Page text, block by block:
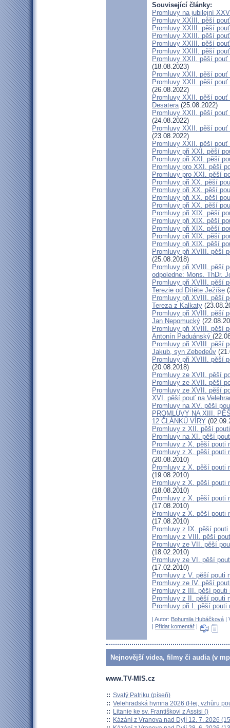
Související články:
Promluvy na jubilejní
Promluvy XXIII. pěší
Promluvy XXIII. pěší
Promluvy XXIII. pěší
Promluvy XXIII. pěší
Promluvy XXIII. pěší
Promluvy XXII. pěší pouť
(18.08.2023)
Promluvy XXII. pěší pouť
Promluvy XXII. pěší pouť
(26.08.2022)
Promluvy XXII. pěší
Desatera (25.08.2022)
Promluvy XXII. pěší pouť
(24.08.2022)
Promluvy XXII. pěší pouť
(23.08.2022)
Promluvy XXII. pěší pouť
Promluvy při XXI. pěší
Promluvy při XXI. pěší
Promluvy pro XXI. pěší
Promluvy pro XXI. pěší
Promluvy při XX. pěší
Promluvy při XX. pěší
Promluvy při XX. pěší
Promluvy při XX. pěší
Promluvy při XIX. pěší
Promluvy při XIX. pěší
Promluvy při XIX. pěší
Promluvy při XIX. pěší
Promluvy při XIX. pěší
Promluvy při XVIII. pěší
(25.08.2018)
Promluvy při XVIII. pěší
odpoledne: Mons. ThDr.
Promluvy při XVIII. pěší
Terezie od Dítěte Ježíše
Promluvy při XVIII. pěší
Tereza z Kalkaty
Promluvy při XVIII. pěší
Jan Nepomucký
Promluvy při XVIII. pěší
Antonín Paduánský
Promluvy při XVIII. pěší
Jakub, syn Zebedeův
Promluvy při XVIII. pěší
(20.08.2018)
Promluvy ze XVII. pěší
Promluvy ze XVII. pěší
Promluvy ze XVII. pěší
XVI. pěší pouť na
Promluvy na XV. pěší
PROMLUVY NA XIII.
12 ČLÁNKŮ VÍRY
Promluvy z XII. pěší
Promluvy na XI. pěší
Promluvy z X. pěší pouti
Promluvy z X. pěší pouti
(20.08.2010)
Promluvy z X. pěší pouti
(19.08.2010)
Promluvy z X. pěší pouti
(18.08.2010)
Promluvy z X. pěší pouti
(17.08.2010)
Promluvy z X. pěší pouti
(17.08.2010)
Promluvy z IX. pěší
Promluvy z VIII. pěší
Promluvy ze VII. pěší
(18.02.2010)
Promluvy ze VI. pěší
(17.02.2010)
Promluvy z V. pěší pouti
Promluvy ze IV. pěší
Promluvy z III. pěší pouti
Promluvy z II. pěší pouti
Promluvy při I. pěší pouti
| Autor: Bohumila Hubáčková |
| Přidat komentář |
Nejnovější videa, filmy či audia (v
www.TV-MIS.cz
:: Svatý Patriku (píseň)
:: Velehradská hymna 2026 (Hej, vzhůru
:: Litanie ke sv. Františkovi z Assisi ()
:: Kázání z Vranova nad Dyjí 12. 7. 2026